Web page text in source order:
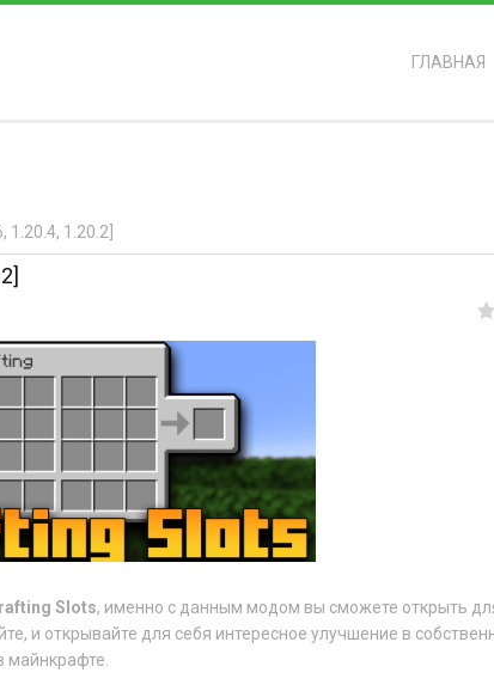
ГЛАВНАЯ
1.20.2]
Slots, именно с данным модом вы сможете открыть
и открывайте для себя интересное улучшение в